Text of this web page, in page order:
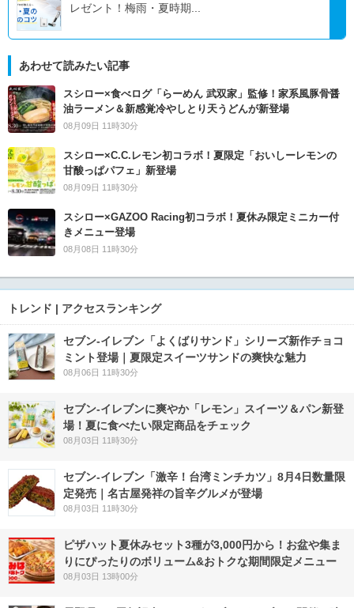
レゼント！梅雨・夏時期...
あわせて読みたい記事
スシロー×食べログ「らーめん 武双家」監修！家系風豚骨醤
油ラーメン＆新感覚冷やしとり天うどんが新登場
08月09日 11時30分
スシロー×C.C.レモン初コラボ！夏限定「おいしーレモンの
甘酸っぱパフェ」新登場
08月09日 11時30分
スシロー×GAZOO Racing初コラボ！夏休み限定ミニカー付
きメニュー登場
08月08日 11時30分
トレンド | アクセスランキング
セブン‐イレブン「よくばりサンド」シリーズ新作チョコ
ミント登場｜夏限定スイーツサンドの爽快な魅力
08月06日 11時30分
セブン‐イレブンに爽やか「レモン」スイーツ＆パン新登
場！夏に食べたい限定商品をチェック
08月03日 11時30分
セブン-イレブン「激辛！台湾ミンチカツ」8月4日数量限
定発売｜名古屋発祥の旨辛グルメが登場
08月03日 11時30分
ピザハット夏休みセット3種が3,000円から！お盆や集ま
りにぴったりのボリューム&おトクな期間限定メニュー
08月03日 13時00分